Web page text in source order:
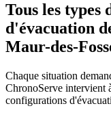
Tous les types
d'évacuation
Maur-des-
Chaque situation
ChronoServe intervient
configurations